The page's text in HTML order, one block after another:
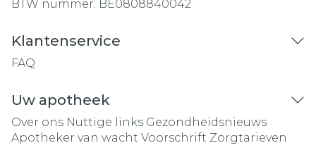
BTW nummer: BE0808840042
Klantenservice
FAQ
Uw apotheek
Over ons Nuttige links Gezondheidsnieuws
Apotheker van wacht Voorschrift Zorgtarieven